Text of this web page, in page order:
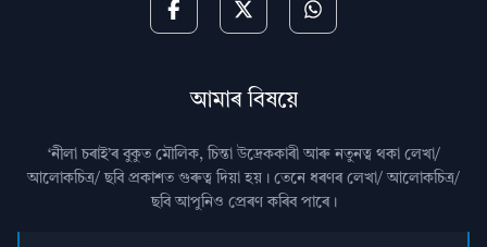
আমাৰ বিষয়ে
‘নীলা চৰাই’ৰ বুকুত মৌলিক, চিন্তা উদ্রেককাৰী আৰু নতুনত্ব থকা লেখা/
আলোকচিত্ৰ/ ছবি প্রকাশত গুৰুত্ব দিয়া হয়। তেনে ধৰণৰ লেখা/ আলোকচিত্ৰ/
ছবি আপুনিও প্রেৰণ কৰিব পাৰে।